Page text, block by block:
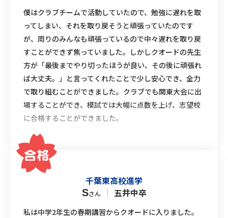
僕はクラブチームで活動していたので、勉強に遅れを取
ってしまい、それを取り戻そうと頑張っていたのです
が、周りのみんなも頑張っているので中々遅れを取り戻
すことができず焦っていました。しかしクオードの先生
方が「最後までやり切ったほうが良い、その後に頑張れ
ば大丈夫。」と言ってくれたことで少し安心でき、全力
で取り組むことができました。クラブでも関東大会に出
場することができ、模試では大幅に点数を上げ、志望校
に合格することができました。
千葉東高校進学
Sさん ｜ 五井中卒
私は中学2年生の春期講習からクオードに入りました。